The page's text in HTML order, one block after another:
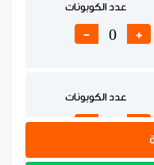
عدد الكوبونات
+
-
عدد الكوبونات
+
-